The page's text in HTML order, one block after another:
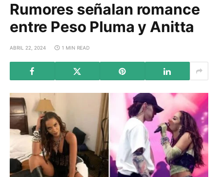
Rumores señalan romance
entre Peso Pluma y Anitta
ABRIL 22, 2024 1 MIN READ